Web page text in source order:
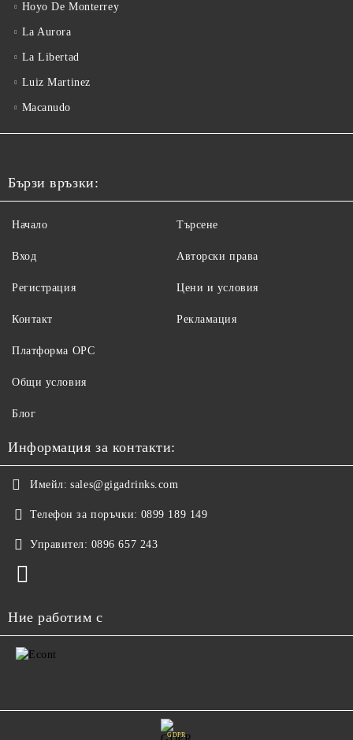
Hoyo De Monterrey
La Aurora
La Libertad
Luiz Martinez
Macanudo
Бързи връзки:
Начало
Вход
Регистрация
Контакт
Търсене
Авторски права
Цени и условия
Рекламация
Платформа ОРС
Общи условия
Блог
Информация за контакти:
Имейл: sales@gigadrinks.com
Телефон за поръчки: 0899 189 149
Управител: 0896 657 243
Ние работим с
GDPR